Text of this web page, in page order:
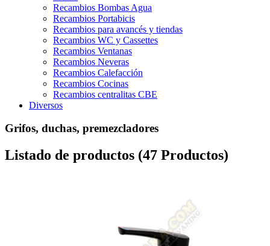
Recambios Bombas Agua
Recambios Portabicis
Recambios para avancés y tiendas
Recambios WC y Cassettes
Recambios Ventanas
Recambios Neveras
Recambios Calefacción
Recambios Cocinas
Recambios centralitas CBE
Diversos
Grifos, duchas, premezcladores
Listado de productos (47 Productos)